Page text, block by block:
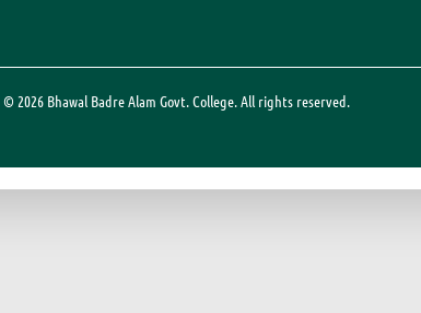
© 2026 Bhawal Badre Alam Govt. College. All rights reserved.